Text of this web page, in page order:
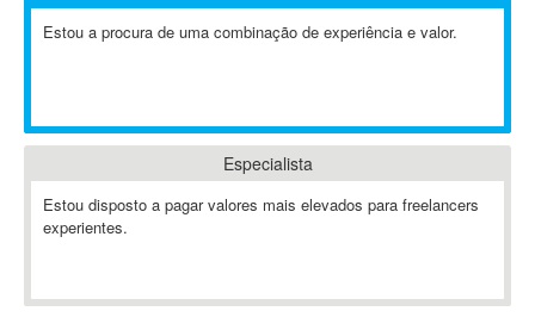
Abaqus
ABBYY FineReader
Ableton
Ableton Push
Abstract
Estou a procura de uma combinação de experiência e valor.
Especialista
Estou disposto a pagar valores mais elevados para freelancers
experientes.